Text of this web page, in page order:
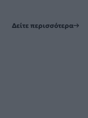
Δείτε περισσότερα